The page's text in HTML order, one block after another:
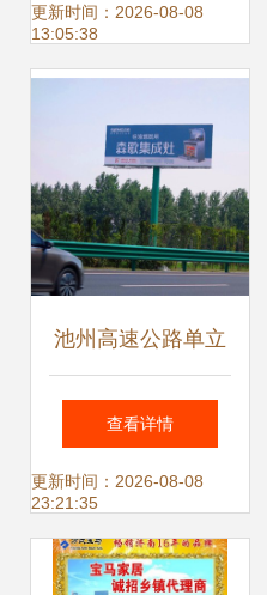
广告全国招募合作
商，携手共创数字
营销新未来
更新时间：2026-08-08
13:05:38
池州高速公路单立
柱广告代理 打造品
牌高速传播新引擎
查看详情
更新时间：2026-08-08
23:21:35